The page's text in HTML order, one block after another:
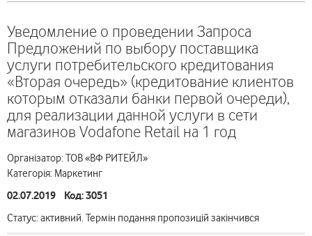
Уведомление о проведении Запроса
Предложений по выбору поставщика
услуги потребительского кредитования
«Вторая очередь» (кредитование клиентов
которым отказали банки первой очереди),
для реализации данной услуги в сети
магазинов Vodafone Retail на 1 год
Організатор: ТОВ «ВФ РИТЕЙЛ»
Категорія: Маркетинг
02.07.2019 Код: 3051
Статус: активний. Термін подання пропозицій закінчився